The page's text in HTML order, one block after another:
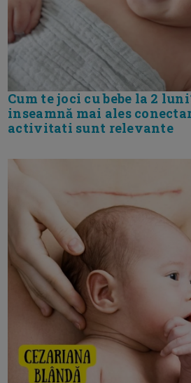
Cum te joci cu bebe la 2
inseamnă mai ales
activitati sunt relevante